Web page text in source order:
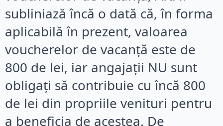
subliniază încă o dată că, în forma
aplicabilă în prezent, valoarea
voucherelor de vacanță este de
800 de lei, iar angajații NU sunt
obligați să contribuie cu încă 800
de lei din propriile venituri pentru
a beneficia de acestea. De